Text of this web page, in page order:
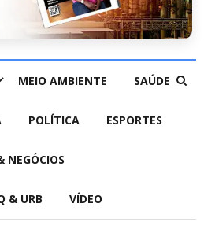
MEIO AMBIENTE SAÚDE
POLÍTICA ESPORTES
NEGÓCIOS
& URB VÍDEO